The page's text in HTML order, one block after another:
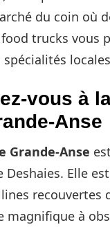
du coin où
trucks vous
vous à
Anse
Grande-Anse
Deshaies. Elle
recouvertes
magnifique à